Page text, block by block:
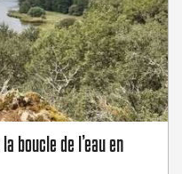
boucle de l’eau en